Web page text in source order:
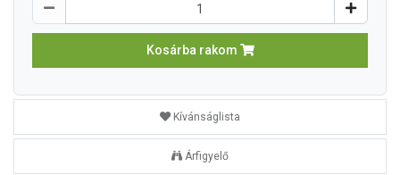
Kosárba rakom
Kívánságlista
Árfigyelő